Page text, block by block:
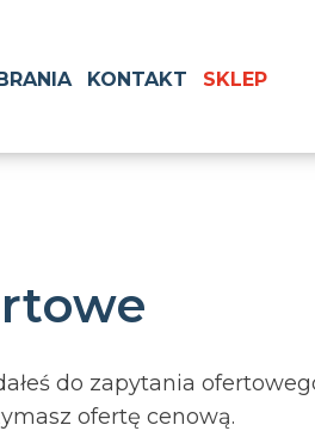
KONTAKT SKLEP
do zapytania
ofertę cenową.